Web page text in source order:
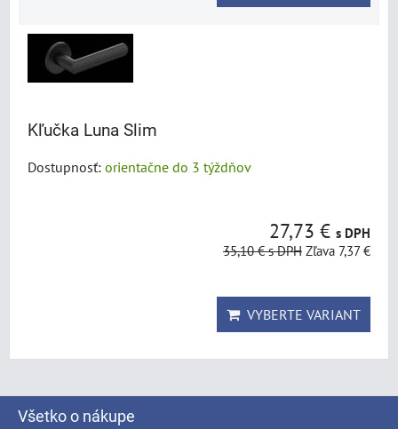
Kľučka Luna Slim
Dostupnosť: orientačne do 3 týždňov
27,73 € s DPH
35,10 €s DPH Zľava 7,37 €
VYBERTE VARIANT
Všetko o nákupe